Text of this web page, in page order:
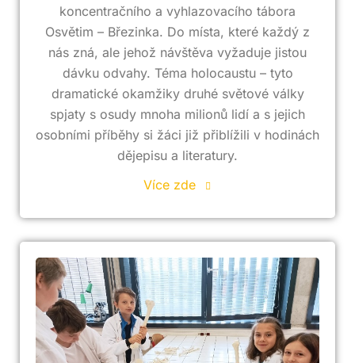
koncentračního a vyhlazovacího tábora
Osvětim – Březinka. Do místa, které každý z
nás zná, ale jehož návštěva vyžaduje jistou
dávku odvahy. Téma holocaustu – tyto
dramatické okamžiky druhé světové války
spjaty s osudy mnoha milionů lidí a s jejich
osobními příběhy si žáci již přiblížili v hodinách
dějepisu a literatury.
Více zde